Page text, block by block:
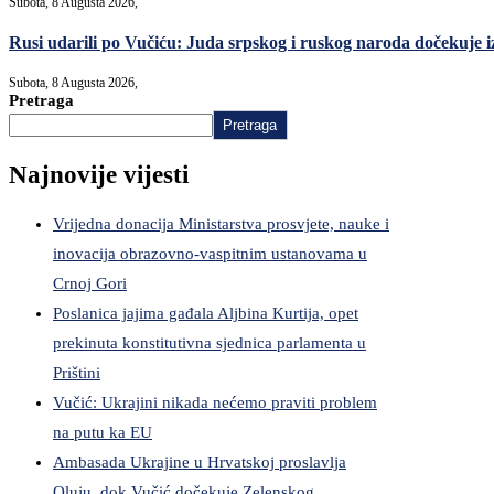
Rusi udarili po Vučiću: Juda srpskog i ruskog naroda dočekuje
Subota, 8 Augusta 2026,
Pretraga
Pretraga
Najnovije vijesti
Vrijedna donacija Ministarstva prosvjete, nauke i
inovacija obrazovno-vaspitnim ustanovama u
Crnoj Gori
Poslanica jajima gađala Aljbina Kurtija, opet
prekinuta konstitutivna sjednica parlamenta u
Prištini
Vučić: Ukrajini nikada nećemo praviti problem
na putu ka EU
Ambasada Ukrajine u Hrvatskoj proslavlja